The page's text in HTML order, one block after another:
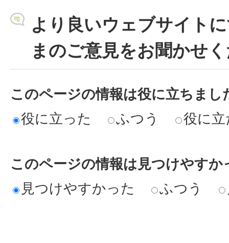
より良いウェブサイト
まのご意見をお聞かせ
このページの情報は役に立ちまし
役に立った
ふつう 役に
このページの情報は見つけやすか
見つけやすかった
ふつう